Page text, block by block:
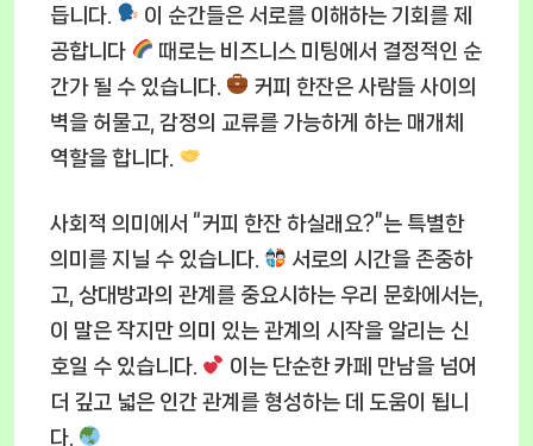
듭니다.
이 순간들은 서로를 이해하는 기회를 제
공합니다
때로는 비즈니스 미팅에서 결정적인 순
간가 될 수 있습니다.
커피 한잔은 사람들 사이의
벽을 허물고, 감정의 교류를 가능하게 하는 매개체
역할을 합니다.
사회적 의미에서 “커피 한잔 하실래요?”는 특별한
의미를 지닐 수 있습니다.
서로의 시간을 존중하
고, 상대방과의 관계를 중요시하는 우리 문화에서는,
이 말은 작지만 의미 있는 관계의 시작을 알리는 신
호일 수 있습니다.
이는 단순한 카페 만남을 넘어
더 깊고 넓은 인간 관계를 형성하는 데 도움이 됩니
다.